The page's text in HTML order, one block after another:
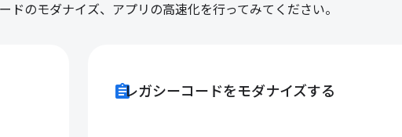
ドのモダナイズ、アプリの高速化を行ってみてください。
assignmentレガシーコードをモダナイズする